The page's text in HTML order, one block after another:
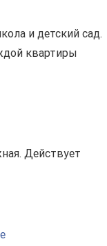
и детский сад.
квартиры
Действует